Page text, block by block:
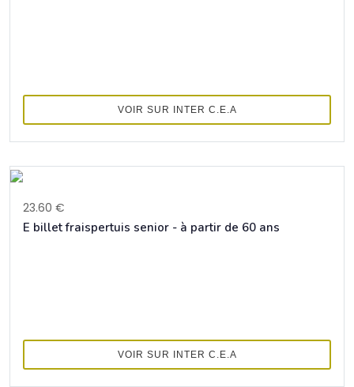
VOIR SUR INTER C.E.A
23.60 €
E billet fraispertuis senior - à partir de 60 ans
VOIR SUR INTER C.E.A